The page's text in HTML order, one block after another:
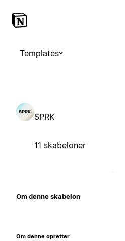
Templates
SPRK
11 skabeloner
Om denne skabelon
Om denne opretter